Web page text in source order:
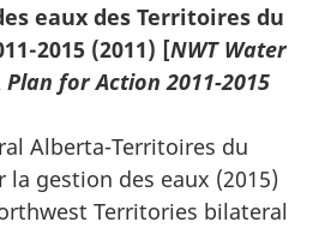
eaux des Territoires du
2015 (2011) [NWT Water
for Action 2011-2015
Alberta-Territoires du
la gestion des eaux (2015)
Territories bilateral